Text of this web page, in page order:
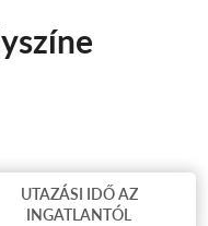
UTAZÁSI IDŐ AZ
INGATLANTÓL